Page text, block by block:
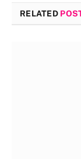
RELATED